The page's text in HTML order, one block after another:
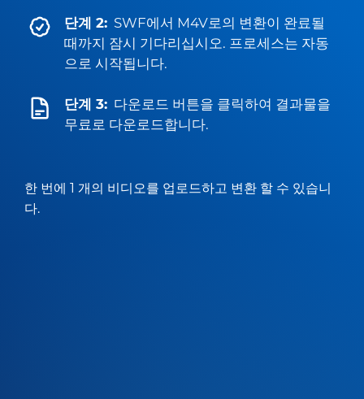
단계 2: SWF에서 M4V로의 변환이 완료될
때까지 잠시 기다리십시오. 프로세스는 자동
으로 시작됩니다.
단계 3: 다운로드 버튼을 클릭하여 결과물을
무료로 다운로드합니다.
한 번에 1 개의 비디오를 업로드하고 변환 할 수 있습니
다.